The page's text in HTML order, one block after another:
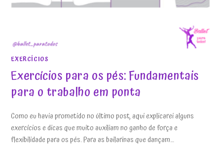
EXERCÍCIOS
Exercícios para os pés: Fundamentais
para o trabalho em ponta
Como eu havia prometido no último post, aqui explicarei alguns
exercícios e dicas que muito auxiliam no ganho de força e
flexibilidade para os pés. Para as bailarinas que dançam…